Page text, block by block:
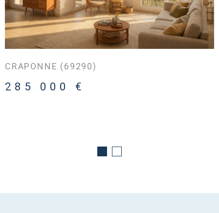
CRAPONNE (69290)
285 000 €